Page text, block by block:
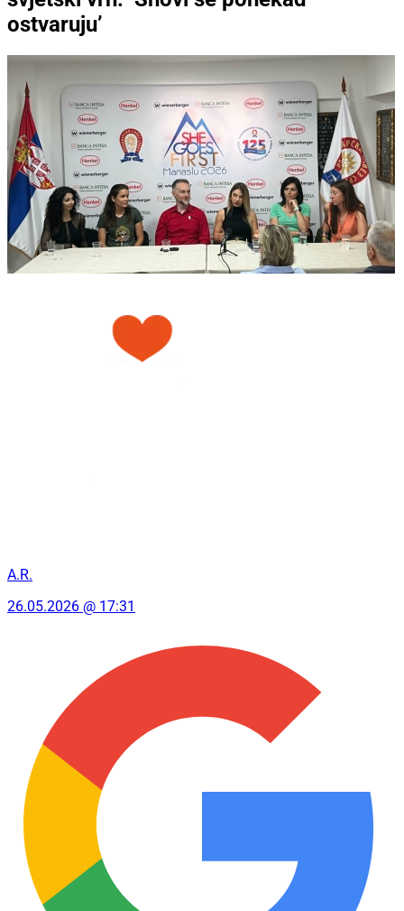
ostvaruju’
A.R.
26.05.2026 @ 17:31